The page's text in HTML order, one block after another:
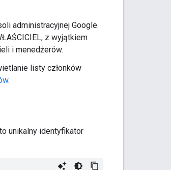
administracyjnej Google.
z wyjątkiem
i menedżerów.
listy członków
.
to unikalny identyfikator